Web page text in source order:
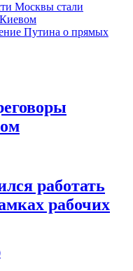
Москвы стали
Путина о прямых
работать
рабочих